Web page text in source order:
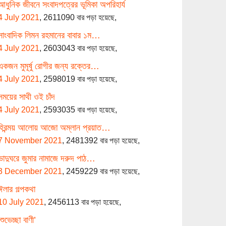
জীবনে সংবাদপত্রের ভূমিকা অপরিহার্য
July 2021, 2611090 বার পড়া হয়েছে,
লিমন রহমানের বাবার ১ম…
July 2021, 2603043 বার পড়া হয়েছে,
মুমূর্ষু রোগীর জন্য রক্তের…
July 2021, 2598019 বার পড়া হয়েছে,
সাথী ওই চাঁদ
July 2021, 2593035 বার পড়া হয়েছে,
আলোয় আজো অম্লান প্রয়াত…
November 2021, 2481392 বার পড়া হয়েছে,
জুমার নামাজে দরুদ পাঠ…
December 2021, 2459229 বার পড়া হয়েছে,
গল্পকথা
July 2021, 2456113 বার পড়া হয়েছে,
বাণী’